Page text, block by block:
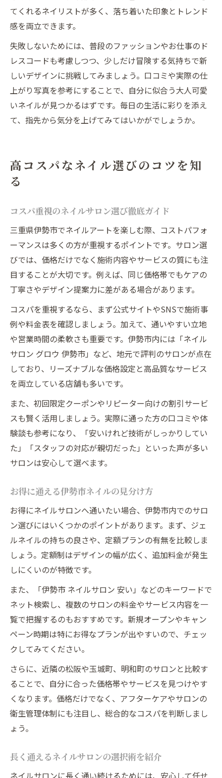
てくれるネイリストが多く、落ち着いた印象とトレンド
感を両立できます。
失敗しないためには、普段のファッションやお仕事のド
レスコードも考慮しつつ、少しだけ冒険する気持ちで新
しいデザインに挑戦してみましょう。口コミや実際の仕
上がり写真を参考にすることで、自分に似合う大人可愛
いネイルが見つかるはずです。毎日の生活に彩りを添え
て、指先から気分を上げてみてはいかがでしょうか。
高コスパなネイル選びのコツを知
る
コスパ重視のネイルサロン選び徹底ガイド
三重県伊勢市でネイルアートを楽しむ際、コストパフォ
ーマンスは多くの方が重視するポイントです。サロン選
びでは、価格だけでなく施術内容やサービスの質にも注
目することが大切です。例えば、同じ価格帯でもケアの
丁寧さやデザイン提案力に差がある場合があります。
コスパを重視するなら、まず公式サイトやSNSで施術事
例や料金表を確認しましょう。加えて、通いやすい立地
や営業時間の柔軟さも重要です。伊勢市内には「ネイル
サロン グロウ 伊勢市」など、地元で評判のサロンが点在
しており、リーズナブルな価格設定と高品質なサービス
を両立している店舗も多いです。
また、初回限定クーポンやリピーター向けの割引サービ
スも賢く活用しましょう。実際に通った方の口コミや体
験談も参考になり、「安いけれど技術がしっかりしてい
た」「スタッフの対応が親切だった」といった声が多い
サロンは安心して選べます。
お得に通える伊勢市ネイルの見分け方
お得にネイルサロンへ通いたい場合、伊勢市内でのサロ
ン選びにはいくつかのポイントがあります。まず、ジェ
ルネイルの持ちの良さや、定額プランの有無を比較しま
しょう。定額制はデザインの幅が広く、追加料金が発生
しにくいのが特徴です。
また、「伊勢市 ネイルサロン 安い」などのキーワードで
ネット検索し、複数のサロンの料金やサービス内容を一
覧で把握するのもおすすめです。新規オープンやキャン
ペーン時期は特にお得なプランが出やすいので、チェッ
クしてみてください。
さらに、近隣の松阪や玉城町、明和町のサロンと比較す
ることで、自分に合った価格帯やサービスを見つけやす
くなります。価格だけでなく、アフターケアやサロンの
衛生管理体制にも注目し、総合的なコスパを判断しまし
ょう。
長く通えるネイルサロンの選択術を紹介
ネイルサロンに長く通い続けるためには、安心して任せ